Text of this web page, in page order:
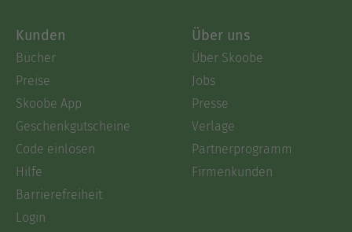
Kunden
Bücher
Preise
Skoobe App
Geschenkgutscheine
Code einlösen
Hilfe
Barrierefreiheit
Login
Über uns
Über Skoobe
Jobs
Presse
Verlage
Partnerprogramm
Firmenkunden